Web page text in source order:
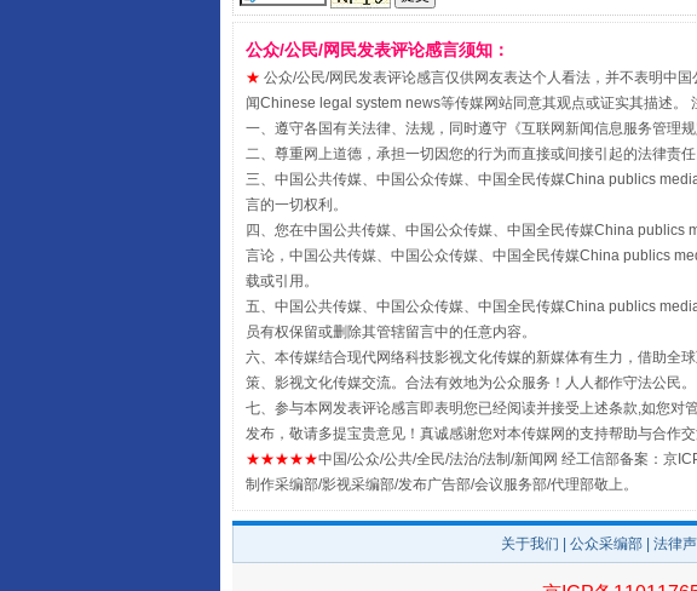
受贿1.44亿！段成刚被判无期
全民健身五年计划来了！等你上场
公众/公民/网民发表评论感言须知：
★ 公众/公民/网民发表评论感言仅供网友表达个人看法，并不表明中
闻Chinese legal system news等传媒网站同意其观点或证实其描述。
一、遵守各国有关法律、法规，同时遵守《互联网新闻信息服务管理
二、尊重网上道德，承担一切因您的行为而直接或间接引起的法律责任
三、中国公共传媒、中国公众传媒、中国全民传媒China publics
言的一切权利。
四、您在中国公共传媒、中国公众传媒、中国全民传媒China
言论，中国公共传媒、中国公众传媒、中国全民传媒China publics
载或引用。
五、中国公共传媒、中国公众传媒、中国全民传媒China publics
员有权保留或删除其管辖留言中的任意内容。
六、本传媒结合现代网络科技影视文化传媒的新媒体有生力，借助全
策、影视文化传媒交流。合法有效地为公众服务！人人都作守法公民。
七、参与本网发表评论感言即表明您已经阅读并接受上述条款,如您
发布，敬请多提宝贵意见！真诚感谢您对本传媒网的支持帮助与合作
★★★★★中国/公众/公共/全民/法治/法制/新闻网 经工信部备案：京
制作采编部/影视采编部/发布广告部/会议服务部/代理部敬上。
关于我们 公众采编部 法律